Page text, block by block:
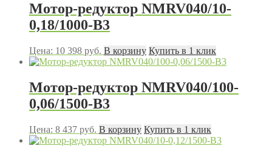
Мотор-редуктор NMRV040/10-
0,18/1000-В3
Цена: 10 398 руб. В корзину Купить в 1 клик
Мотор-редуктор NMRV040/100-
0,06/1500-B3
Цена: 8 437 руб. В корзину Купить в 1 клик